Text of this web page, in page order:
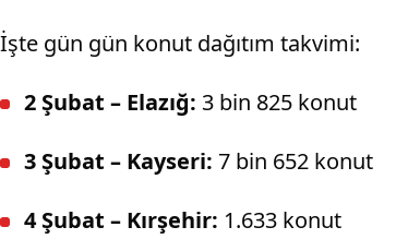
İşte gün gün konut dağıtım takvimi:
2 Şubat – Elazığ: 3 bin 825 konut
3 Şubat – Kayseri: 7 bin 652 konut
4 Şubat – Kırşehir: 1.633 konut